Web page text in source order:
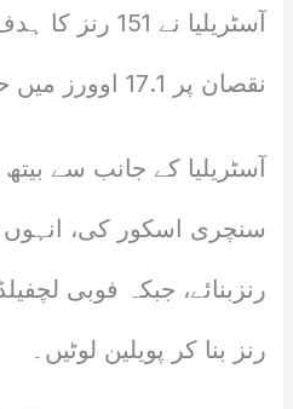
آسٹریلیا نے 151
نقصان پر 17.1 اوورز میں حاصل کرلیا۔
آسٹریلیا کے جانب سے
رنز بنا کر پویلین لوٹیں۔